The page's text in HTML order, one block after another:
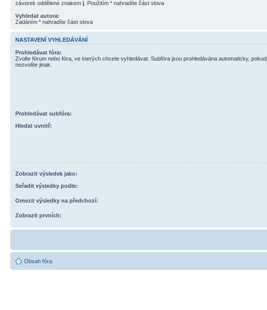
závorek oddělené znakem | . Použitím * nahradíte část slova
Vyhledat autora:
Zadáním * nahradíte část slova
NASTAVENÍ VYHLEDÁVÁNÍ
Prohledávat fóra:
Zvolte fórum nebo fóra, ve kterých chcete vyhledávat. Subfóra jsou prohledávána automaticky, pokud
nezvolíte jinak.
Prohledávat subfóra:
Hledat uvnitř:
Zobrazit výsledek jako:
Seřadit výsledky podle:
Omezit výsledky na předchozí:
Zobrazit prvních:
Obsah fóra